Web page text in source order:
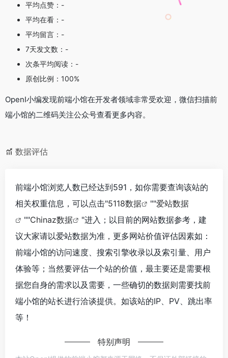
平均点赞：-
平均在看：-
平均留言：-
7天发文数：-
次条平均阅读：-
原创比例：100%
OpenI小编发现前端小馆在开发者领域非常受欢迎，微信扫描前
端小馆的二维码关注公众号查看更多内容。
数据评估
前端小馆浏览人数已经达到591，如你需要查询该站的
相关权重信息，可以点击"5118数据 ""爱站数据
""Chinaz数据
"进入；以目前的网站数据参考，建
议大家请以爱站数据为准，更多网站价值评估因素如：
前端小馆的访问速度、搜索引擎收录以及索引量、用户
体验等；当然要评估一个站的价值，最主要还是需要根
据您自身的需求以及需要，一些确切的数据则需要找前
端小馆的站长进行洽谈提供。如该站的IP、PV、跳出率
等！
特别声明